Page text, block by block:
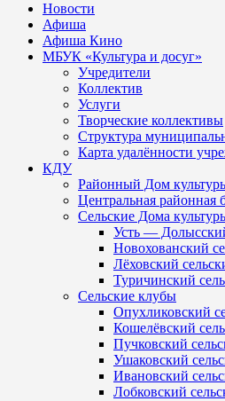
Новости
Афиша
Афиша Кино
МБУК «Культура и досуг»
Учредители
Коллектив
Услуги
Творческие коллективы
Структура
Карта удалённости
КДУ
Районный Дом
Центральная районная
Сельские Дома
Усть —
Новохованский
Лёховский
Туричинский
Сельские клубы
Опухликовский
Кошелёвский
Пучковский
Ушаковский
Ивановский
Лобковский